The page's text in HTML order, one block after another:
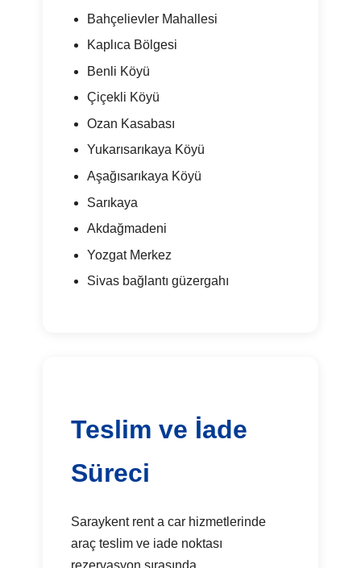
Bahçelievler Mahallesi
Kaplıca Bölgesi
Benli Köyü
Çiçekli Köyü
Ozan Kasabası
Yukarısarıkaya Köyü
Aşağısarıkaya Köyü
Sarıkaya
Akdağmadeni
Yozgat Merkez
Sivas bağlantı güzergahı
Teslim ve İade
Süreci
Saraykent rent a car hizmetlerinde
araç teslim ve iade noktası